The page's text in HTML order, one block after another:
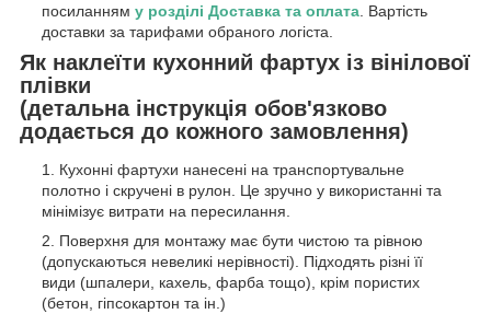
посиланням у розділі Доставка та оплата . Вартість
доставки за тарифами обраного логіста.
Як наклеїти кухонний фартух із вінілової
плівки
(детальна інструкція обов'язково
додається до кожного замовлення)
Кухонні фартухи нанесені на транспортувальне
полотно і скручені в рулон. Це зручно у використанні та
мінімізує витрати на пересилання.
Поверхня для монтажу має бути чистою та рівною
(допускаються невеликі нерівності). Підходять різні її
види (шпалери, кахель, фарба тощо), крім пористих
(бетон, гіпсокартон та ін.)